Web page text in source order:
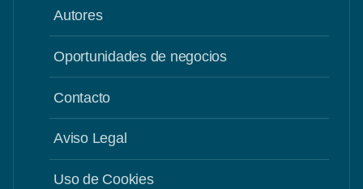
Autores
Oportunidades de negocios
Contacto
Aviso Legal
Uso de Cookies